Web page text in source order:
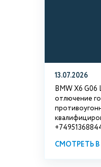
13.07.2026
BMW X6 G06
отлючение
СМОТРЕТЬ В